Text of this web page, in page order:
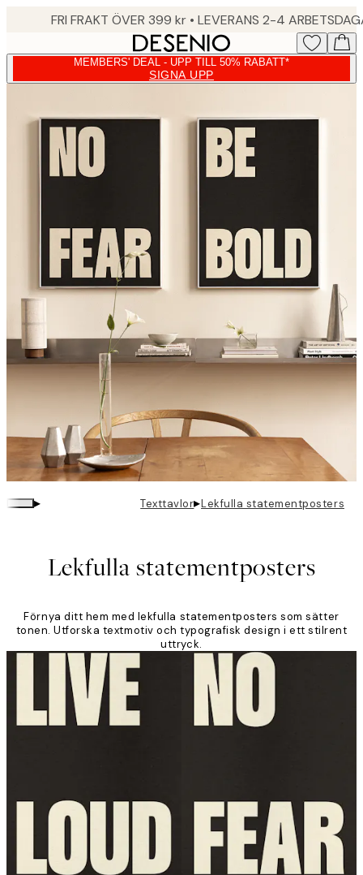
FRI FRAKT ÖVER 399 kr • LEVERANS 2-4
MEMBERS' DEAL - UPP TILL 50% RABATT*
SIGNA UPP
▸ Texttavlor▸Lekfulla statementposters
Lekfulla statementposters
Förnya ditt hem med lekfulla statementposters som sätter
tonen. Utforska textmotiv och typografisk design i ett stilrent
uttryck.